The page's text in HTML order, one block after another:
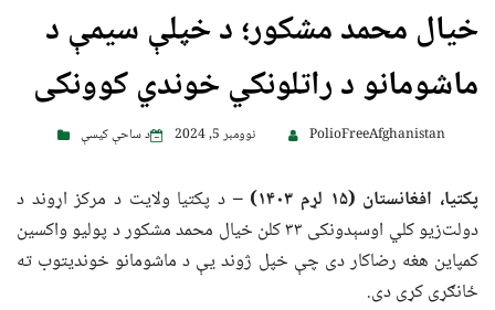
خیال محمد مشکور؛ د خپلې سیمې د
ماشومانو د راتلونکي خوندي کوونکی
PolioFreeAfghanistan نوومبر 5, 2024 د ساحې کیسې
پکتیا، افغانستان (۱۵ لړم ۱۴۰۳) – د پکتیا ولایت د مرکز اړوند د
دولت‌زیو کلي اوسېدونکی ۳۳ کلن خیال محمد مشکور د پولیو واکسین
کمپاین هغه رضاکار دی چې خپل ژوند یې د ماشومانو خوندیتوب ته
ځانګړی کړی دی.